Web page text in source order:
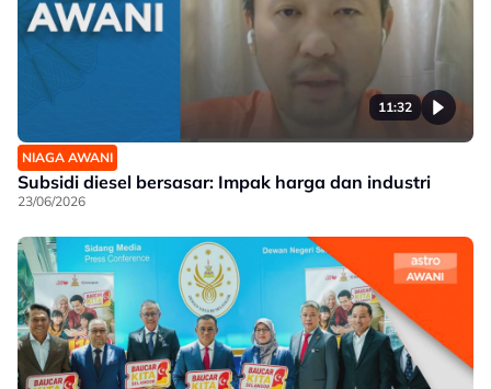
11:32
NIAGA AWANI
Subsidi diesel bersasar: Impak harga dan industri
23/06/2026